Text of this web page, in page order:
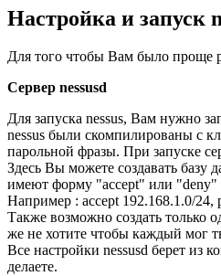
Настройка и запуск
Для того чтобы Вам было проще
Сервер nessusd
Для запуска nessus, Вам нужно
nessus были скомпилированы с
парольной фразы. При запуске
Здесь Вы можете создавать базу
имеют форму "accept" или "deny"
Например : accept 192.168.1.0/24,
Также возможно создать только
же не хотите чтобы каждый мог
Все настройки nessusd берет из
делаете.